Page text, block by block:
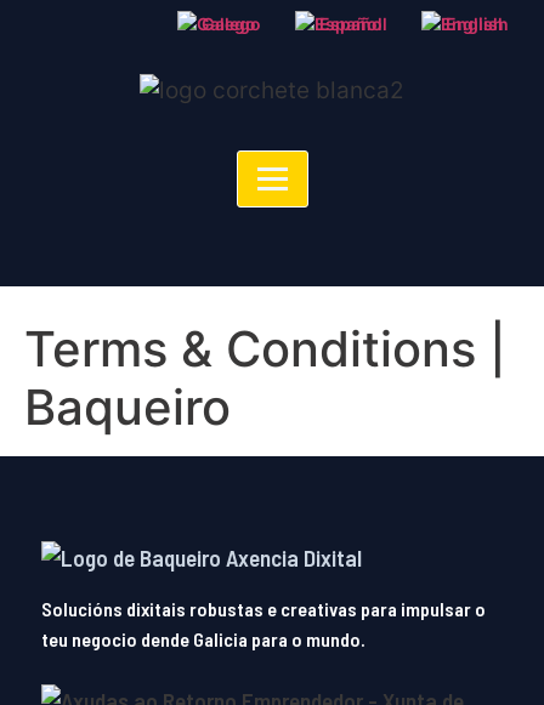
Galego Español English
Terms & Conditions |
Baqueiro
Solucións dixitais robustas e creativas para impulsar o
teu negocio dende Galicia para o mundo.